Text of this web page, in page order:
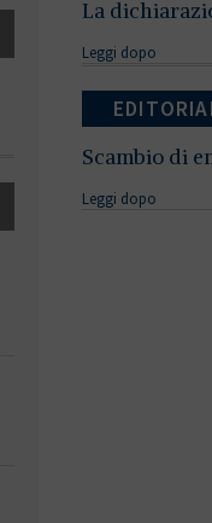
La
Leggi dopo
Scambio di
Leggi dopo